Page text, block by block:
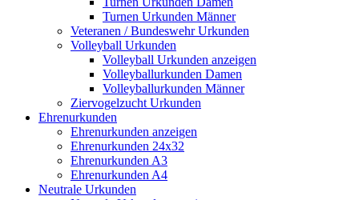
Turnen Urkunden Männer
Veteranen / Bundeswehr Urkunden
Volleyball Urkunden
Volleyball Urkunden anzeigen
Volleyballurkunden Damen
Volleyballurkunden Männer
Ziervogelzucht Urkunden
Ehrenurkunden
Ehrenurkunden anzeigen
Ehrenurkunden 24x32
Ehrenurkunden A3
Ehrenurkunden A4
Neutrale Urkunden